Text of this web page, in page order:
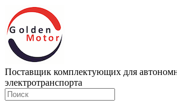
Поставщик комплектующих для
электротранспорта